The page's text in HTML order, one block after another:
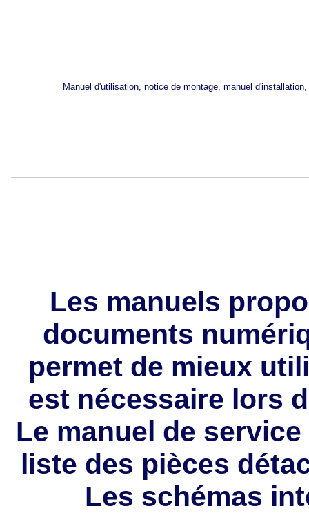
Manuel d'utilisation, notice de montage, manuel
Les manuels
documents
permet de mieux
est nécessaire lors
Le manuel de
liste des pièces
Les schémas